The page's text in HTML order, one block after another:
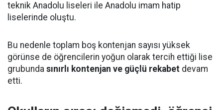
teknik Anadolu liseleri ile Anadolu imam hatip
liselerinde oluştu.
Bu nedenle toplam boş kontenjan sayısı yüksek
görünse de öğrencilerin yoğun olarak tercih ettiği lise
grubunda sınırlı kontenjan ve güçlü rekabet devam
etti.